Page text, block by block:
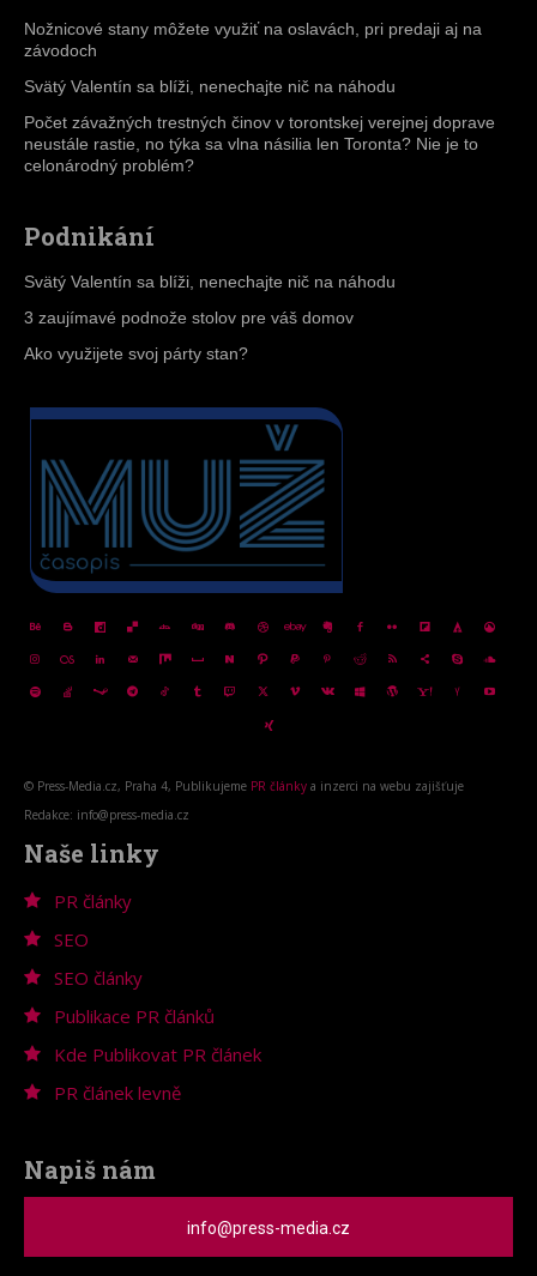
Nožnicové stany môžete využiť na oslavách, pri predaji aj na
závodoch
Svätý Valentín sa blíži, nenechajte nič na náhodu
Počet závažných trestných činov v torontskej verejnej doprave
neustále rastie, no týka sa vlna násilia len Toronta? Nie je to
celonárodný problém?
Podnikání
Svätý Valentín sa blíži, nenechajte nič na náhodu
3 zaujímavé podnože stolov pre váš domov
Ako využijete svoj párty stan?
© Press-Media.cz, Praha 4, Publikujeme PR články a inzerci na webu zajišťuje
Redakce: info@press-media.cz
Naše linky
PR články
SEO
SEO články
Publikace PR článků
Kde Publikovat PR článek
PR článek levně
Napiš nám
info@press-media.cz